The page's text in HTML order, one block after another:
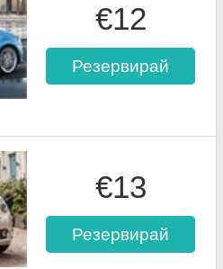
€12
Резервирай
€13
Резервирай